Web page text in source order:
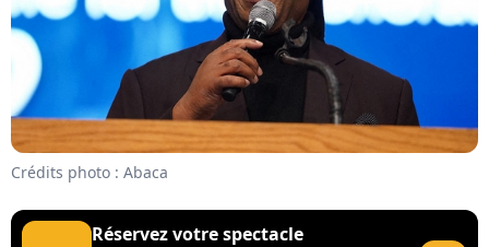
Crédits photo : Abaca
Réservez votre spectacle